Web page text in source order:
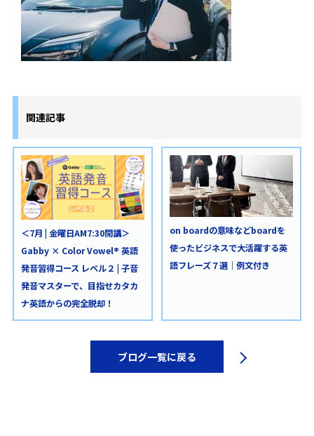
関連記事
＜7月 | 金曜日AM7:30開講＞
Gabby × Color Vowel® 英語
発音習得コース レベル２ | 子音
発音マスターで、目指せカタカ
ナ英語からの完全脱却！
on boardの意味などboardを
使ったビジネスで大活躍する英
語フレーズ７選｜例文付き
ブログ一覧に戻る